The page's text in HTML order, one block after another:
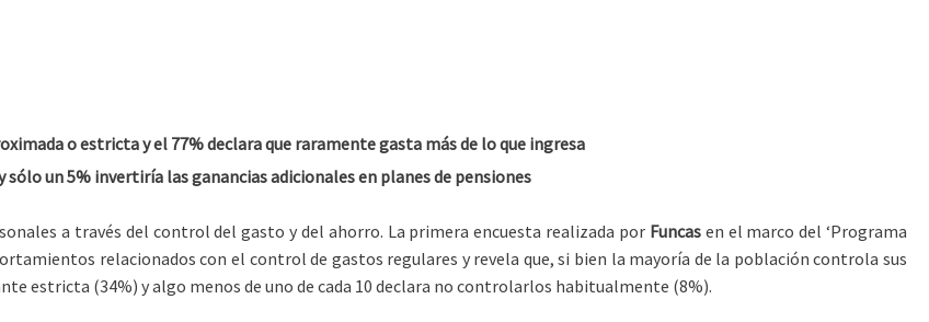
o estricta y el 77% declara que raramente gasta más de lo que ingresa
un 5% invertiría las ganancias adicionales en planes de pensiones
a través del control del gasto y del ahorro. La primera encuesta realizada por Funcasen el marco del ‘Programa
relacionados con el control de gastos regulares y revela que, si bien la mayoría de la población controla sus
estricta (34%) y algo menos de uno de cada 10 declara no controlarlos habitualmente (8%).